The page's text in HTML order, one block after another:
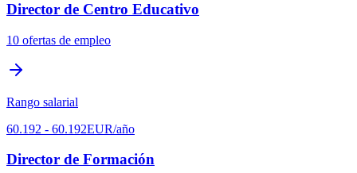
Director de Centro Educativo
10 ofertas de empleo
Rango salarial
60.192 - 60.192EUR/año
Director de Formación